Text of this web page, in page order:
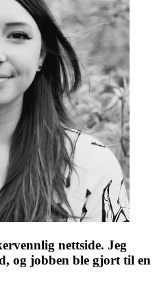
nettside. Jeg
og jobben ble gjort til en